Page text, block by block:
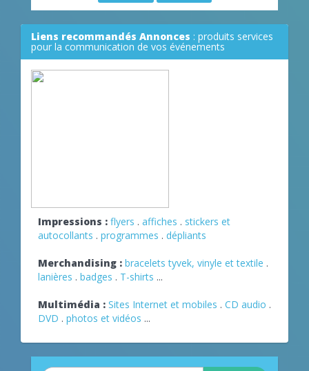
Liens recommandés Annonces : produits services
pour la communication de vos événements
Impressions : flyers . affiches . stickers et
autocollants . programmes . dépliants
Merchandising : bracelets tyvek, vinyle et textile .
lanières . badges . T-shirts ...
Multimédia : Sites Internet et mobiles . CD audio .
DVD . photos et vidéos ...